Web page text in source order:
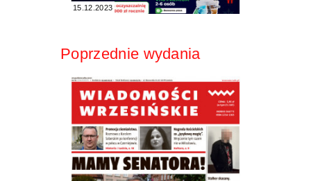
15.12.2023
Poprzednie wydania